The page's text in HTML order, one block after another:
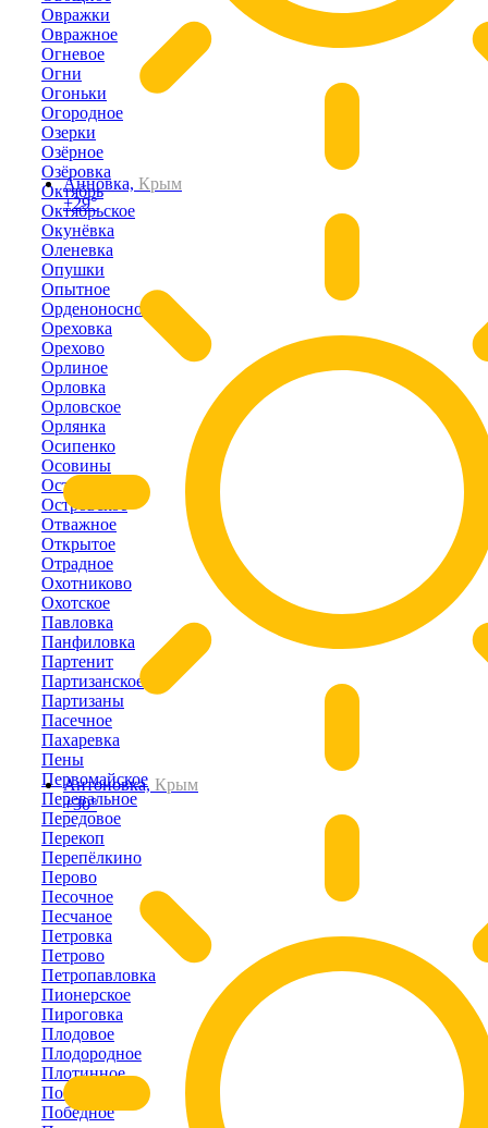
Анновка, Крым
+29°
Антоновка, Крым
+30°
Овражки
Овражное
Огневое
Огни
Огоньки
Огородное
Озерки
Озёрное
Озёровка
Октябрь
Октябрьское
Окунёвка
Оленевка
Опушки
Опытное
Орденоносное
Ореховка
Орехово
Орлиное
Орловка
Орловское
Орлянка
Осипенко
Осовины
Останино
Островское
Отважное
Открытое
Отрадное
Охотниково
Охотское
Павловка
Панфиловка
Партенит
Партизанское
Партизаны
Пасечное
Пахаревка
Пены
Первомайское
Перевальное
Передовое
Перекоп
Перепёлкино
Перово
Песочное
Песчаное
Петровка
Петрово
Петропавловка
Пионерское
Пироговка
Плодовое
Плодородное
Плотинное
Победино
Победное